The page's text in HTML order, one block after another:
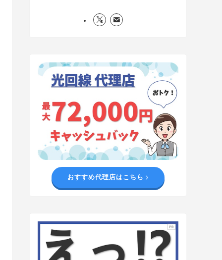
おすすめ代理店はこちら